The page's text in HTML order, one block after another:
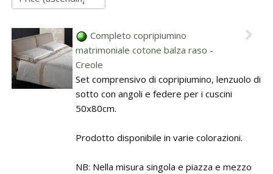
Completo copripiumino
matrimoniale cotone balza raso -
Creole
Set comprensivo di copripiumino, lenzuolo di
sotto con angoli e federe per i cuscini
50x80cm.
Prodotto disponibile in varie colorazioni.
NB: Nella misura singola e piazza e mezzo
Closets
ZONA GIORNO
Wooden sofa beds
Wooden chair-beds
Dividers and Shoji
Japanese prints
Kit Tatami + Futon
Sliding doors / Fusuma
Bathroom linen
Camera da letto piccola
Camera da letto su soppalco o mansarda